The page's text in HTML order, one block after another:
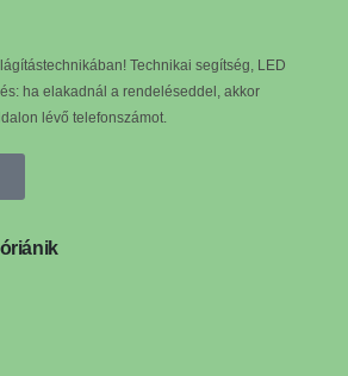
Technikai segítség, LED
ha elakadnál a rendeléseddel, akkor
lévő telefonszámot.